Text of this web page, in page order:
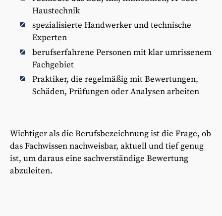
Haustechnik
spezialisierte Handwerker und technische
Experten
berufserfahrene Personen mit klar umrissenem
Fachgebiet
Praktiker, die regelmäßig mit Bewertungen,
Schäden, Prüfungen oder Analysen arbeiten
Wichtiger als die Berufsbezeichnung ist die Frage, ob
das Fachwissen nachweisbar, aktuell und tief genug
ist, um daraus eine sachverständige Bewertung
abzuleiten.